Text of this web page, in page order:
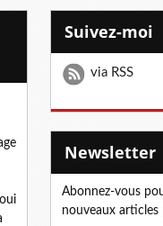
Suivez-moi
via RSS
Newsletter
Abonnez-vous
nouveaux articles